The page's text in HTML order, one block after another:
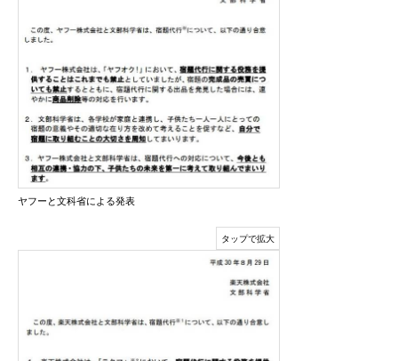
ヤフーと文科省による発表